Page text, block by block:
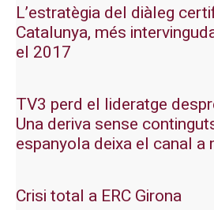
L’estratègia del diàleg
Catalunya, més
el 2017
TV3 perd el lideratge
Una deriva sense
espanyola deixa el canal a
Crisi total a ERC Girona